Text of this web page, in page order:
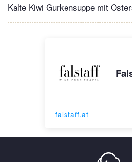
Kalte Kiwi Gurkensuppe mit
falstaff.at